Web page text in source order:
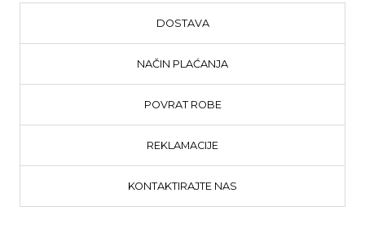
DOSTAVA
NAČIN PLAĆANJA
POVRAT ROBE
REKLAMACIJE
KONTAKTIRAJTE NAS